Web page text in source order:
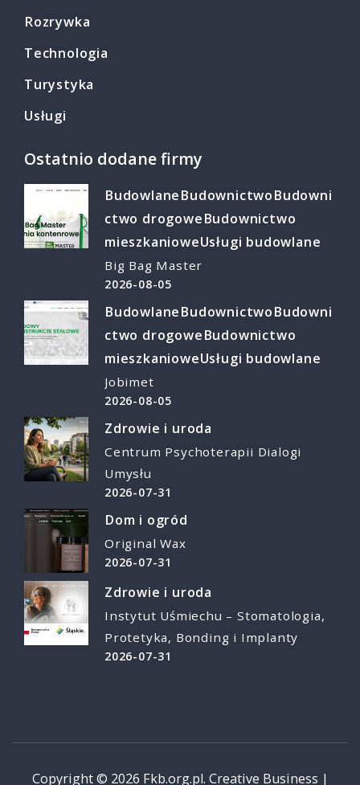
Rozrywka
Technologia
Turystyka
Usługi
Ostatnio dodane firmy
BudowlaneBudownictwoBudowni
ctwo drogoweBudownictwo
mieszkanioweUsługi budowlane
Big Bag Master
2026-08-05
BudowlaneBudownictwoBudowni
ctwo drogoweBudownictwo
mieszkanioweUsługi budowlane
Jobimet
2026-08-05
Zdrowie i uroda
Centrum Psychoterapii Dialogi
Umysłu
2026-07-31
Dom i ogród
Original Wax
2026-07-31
Zdrowie i uroda
Instytut Uśmiechu – Stomatologia,
Protetyka, Bonding i Implanty
2026-07-31
Copyright © 2026 Fkb.org.pl. Creative Business |